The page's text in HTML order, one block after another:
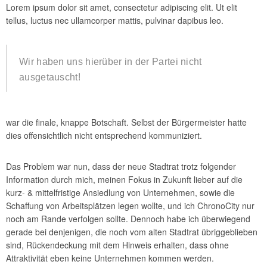
Lorem ipsum dolor sit amet, consectetur adipiscing elit. Ut elit
tellus, luctus nec ullamcorper mattis, pulvinar dapibus leo.
Wir haben uns hierüber in der Partei nicht
ausgetauscht!
war die finale, knappe Botschaft. Selbst der Bürgermeister hatte
dies offensichtlich nicht entsprechend kommuniziert.
Das Problem war nun, dass der neue Stadtrat trotz folgender
Information durch mich, meinen Fokus in Zukunft lieber auf die
kurz- & mittelfristige Ansiedlung von Unternehmen, sowie die
Schaffung von Arbeitsplätzen legen wollte, und ich ChronoCity nur
noch am Rande verfolgen sollte. Dennoch habe ich überwiegend
gerade bei denjenigen, die noch vom alten Stadtrat übriggeblieben
sind, Rückendeckung mit dem Hinweis erhalten, dass ohne
Attraktivität eben keine Unternehmen kommen werden.